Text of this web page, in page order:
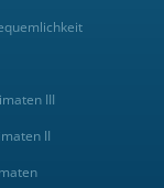
III
II